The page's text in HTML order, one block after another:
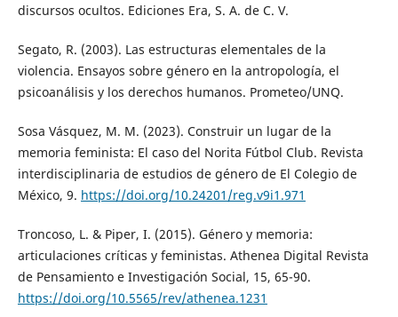
discursos ocultos. Ediciones Era, S. A. de C. V.
Segato, R. (2003). Las estructuras elementales de la
violencia. Ensayos sobre género en la antropología, el
psicoanálisis y los derechos humanos. Prometeo/UNQ.
Sosa Vásquez, M. M. (2023). Construir un lugar de la
memoria feminista: El caso del Norita Fútbol Club. Revista
interdisciplinaria de estudios de género de El Colegio de
México, 9. https://doi.org/10.24201/reg.v9i1.971
Troncoso, L. & Piper, I. (2015). Género y memoria:
articulaciones críticas y feministas. Athenea Digital Revista
de Pensamiento e Investigación Social, 15, 65-90.
https://doi.org/10.5565/rev/athenea.1231